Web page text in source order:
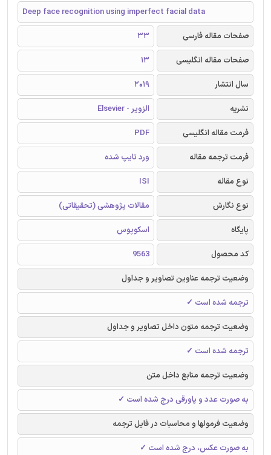
Deep face recognition using imperfect facial data
صفحات مقاله فارسی
33
صفحات مقاله انگلیسی
13
سال انتشار
2019
نشریه
الزویر - Elsevier
فرمت مقاله انگلیسی
PDF
فرمت ترجمه مقاله
ورد تایپ شده
نوع مقاله
ISI
نوع نگارش
مقالات پژوهشی (تحقیقاتی)
پایگاه
اسکوپوس
کد محصول
9563
وضعیت ترجمه عناوین تصاویر و جداول
ترجمه شده است ✓
وضعیت ترجمه متون داخل تصاویر و جداول
ترجمه شده است ✓
وضعیت ترجمه منابع داخل متن
به صورت عدد و پاورقی درج شده است ✓
وضعیت فرمولها و محاسبات در فایل ترجمه
به صورت عکس، درج شده است ✓